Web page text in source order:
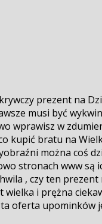
prezent na
musi być
wprawisz w
kupić bratu na
można coś
stronach www są
, czy ten
wielka i prężna
oferta upominków